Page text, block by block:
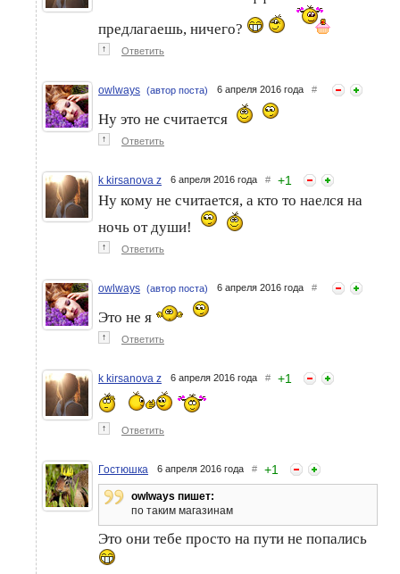
предлагаешь, ничего?
↑ Ответить
owlways (автор поста) 6 апреля 2016 года #
Ну это не считается
↑ Ответить
k kirsanova z 6 апреля 2016 года # +1
Ну кому не считается, а кто то наелся на
ночь от души!
↑ Ответить
owlways (автор поста) 6 апреля 2016 года #
Это не я
↑ Ответить
k kirsanova z 6 апреля 2016 года # +1
↑ Ответить
Гостюшка 6 апреля 2016 года # +1
owlways пишет:
по таким магазинам
Это они тебе просто на пути не попались